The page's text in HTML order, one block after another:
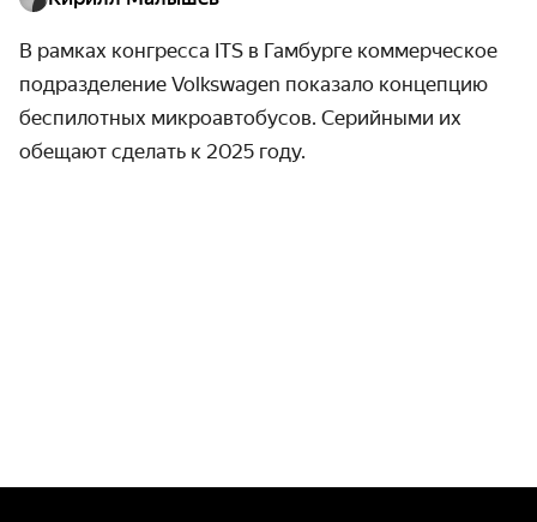
В рамках конгресса ITS в Гамбурге коммерческое
подразделение Volkswagen показало концепцию
беспилотных микроавтобусов. Серийными их
обещают сделать к 2025 году.